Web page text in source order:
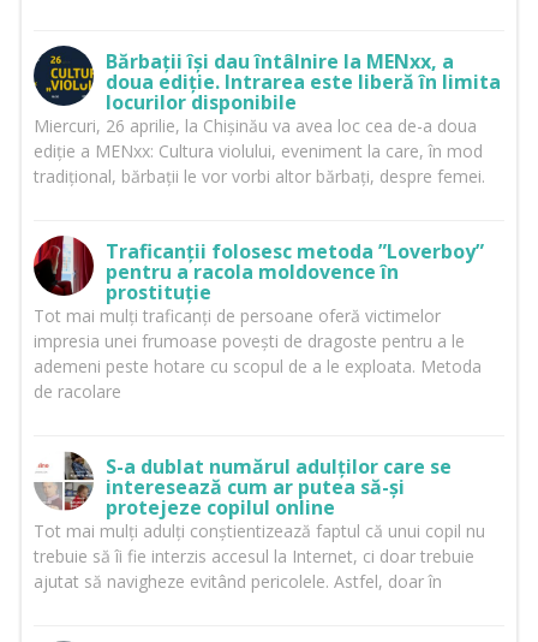
Bărbații își dau întâlnire la MENxx, a
doua ediție. Intrarea este liberă în limita
locurilor disponibile
Miercuri, 26 aprilie, la Chișinău va avea loc cea de-a doua
ediție a MENxx: Cultura violului, eveniment la care, în mod
tradițional, bărbații le vor vorbi altor bărbați, despre femei.
Traficanții folosesc metoda ”Loverboy”
pentru a racola moldovence în
prostituție
Tot mai mulți traficanți de persoane oferă victimelor
impresia unei frumoase povești de dragoste pentru a le
ademeni peste hotare cu scopul de a le exploata. Metoda
de racolare
S-a dublat numărul adulților care se
interesează cum ar putea să-și
protejeze copilul online
Tot mai mulți adulți conștientizează faptul că unui copil nu
trebuie să îi fie interzis accesul la Internet, ci doar trebuie
ajutat să navigheze evitând pericolele. Astfel, doar în